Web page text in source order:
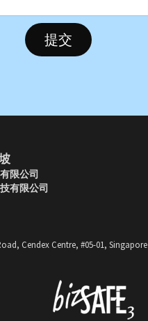
提交
限公司
有限公司
Cendex Centre, #05-01, Singapore